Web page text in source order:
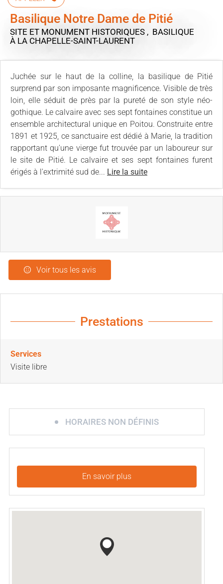
Basilique Notre Dame de Pitié
SITE ET MONUMENT HISTORIQUES , BASILIQUE
À LA CHAPELLE-SAINT-LAURENT
Juchée sur le haut de la colline, la basilique de Pitié
surprend par son imposante magnificence. Visible de très
loin, elle séduit de près par la pureté de son style néo-
gothique. Le calvaire avec ses sept fontaines constitue un
ensemble architectural unique en Poitou. Construite entre
1891 et 1925, ce sanctuaire est dédié à Marie, la tradition
rapportant qu'une vierge fut trouvée par un laboureur sur
le site de Pitié. Le calvaire et ses sept fontaines furent
érigés à l'extrimité sud de... Lire la suite
Voir tous les avis
Prestations
Services
Visite libre
HORAIRES NON DÉFINIS
En savoir plus